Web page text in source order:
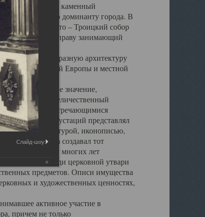
каменный
доминанту города. В
Свято – Троицкий собор
по праву занимающий
и своеобразную архитектуру
Западной Европы и местной
кафедральное значение,
Обширный и величественный
нигде не встречающимися
инкрустаций представлял
скульптурой, иконописью,
храма создавал тот
на протяжении многих лет
среди церковной утвари
предметов. Описи имущества
и художественных ценностях,
активное участие в
причем не только
Слайд-шоу: